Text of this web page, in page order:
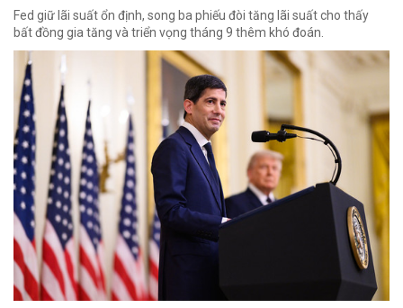
Fed giữ lãi suất ổn định, song ba phiếu đòi tăng lãi suất cho thấy
bất đồng gia tăng và triển vọng tháng 9 thêm khó đoán.